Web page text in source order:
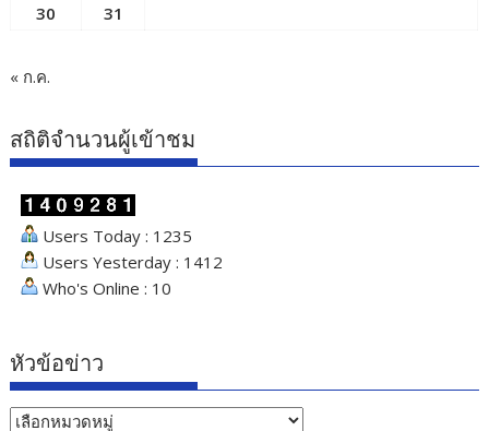
30
31
« ก.ค.
สถิติจำนวนผู้เข้าชม
Users Today : 1235
Users Yesterday : 1412
Who's Online : 10
หัวข้อข่าว
หัวข้อ